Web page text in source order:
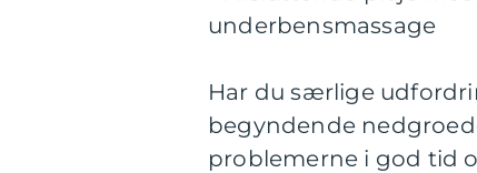
underbensmassage
Har du særlige
begyndende
problemerne i god tid